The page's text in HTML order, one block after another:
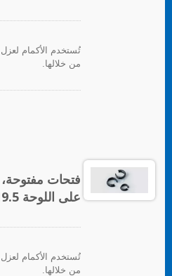
تُستخدم الأكمام
من خلالها.
فتحات مفتوحة،
على اللوحة ø19.5 مم
تُستخدم الأكمام
من خلالها.